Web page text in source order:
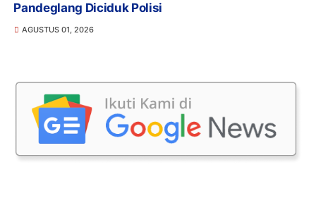
Pandeglang Diciduk Polisi
AGUSTUS 01, 2026